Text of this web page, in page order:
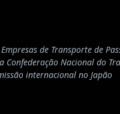
de Transporte de
Confederação Nacional do
internacional no Japão